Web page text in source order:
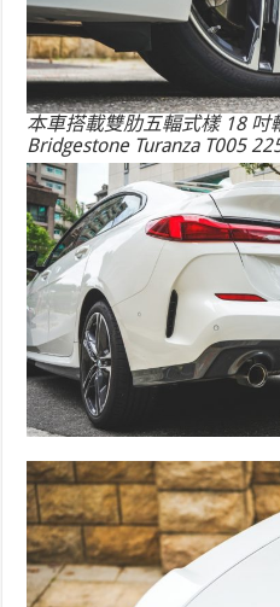
本車搭載雙肋五輻式樣 18 吋
Bridgestone Turanza T005